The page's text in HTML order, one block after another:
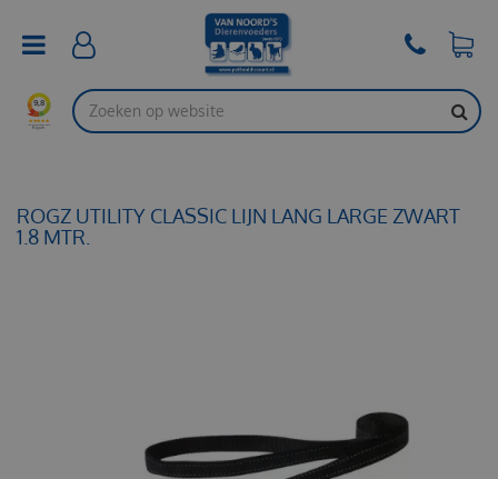
ROGZ UTILITY CLASSIC LIJN LANG LARGE ZWART
1.8 MTR.